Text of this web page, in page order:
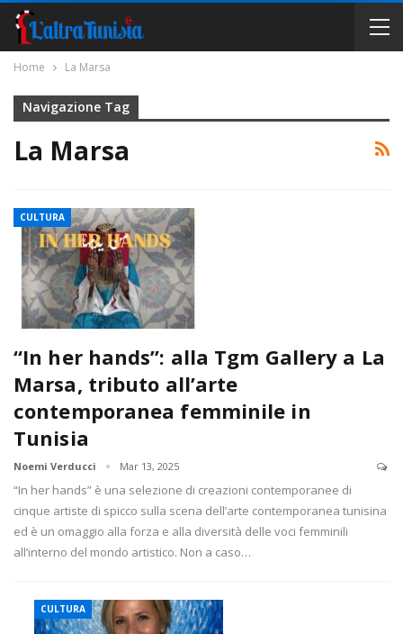
Home La Marsa
Navigazione Tag
La Marsa
CULTURA
“In her hands”: alla Tgm Gallery a La
Marsa, tributo all’arte
contemporanea femminile in
Tunisia
Noemi Verducci Mar 13, 2025
“In her hands” è una selezione di creazioni contemporanee di
cinque artiste di spicco sulla scena dell’arte contemporanea tunisina
ed è un omaggio alla forza e alla diversità delle voci femminili
all’interno del mondo artistico. Non a caso…
CULTURA